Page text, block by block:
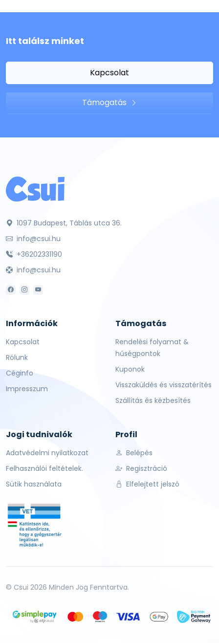
Itt találsz minket
Kapcsolat
Támogatás
1097 Budapest, Táblás utca 36.
info@csui.hu
+36202331190
info@csui.hu
Információk
Kapcsolat
Rólunk
Céginfo
Impresszum
Támogatás
Rendelési folyamat &
hűségpontok
Kuponok
Visszaküldés és visszatérítés
Szállítás és kézbesítés
Jogi tudnivalók
Adatvédelmi nyilatkozat
Felhasználói feltételek.
Sütik használata
Profil
Belépés
Regisztráció
Elfelejtett jelszó
© Csui 2026 Minden Jog Fenntartva.